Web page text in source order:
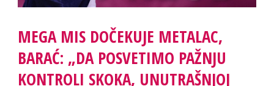
MEGA MIS DOČEKUJE METALAC,
BARAĆ: „DA POSVETIMO PAŽNJU
KONTROLI SKOKA, UNUTRAŠNJOJ